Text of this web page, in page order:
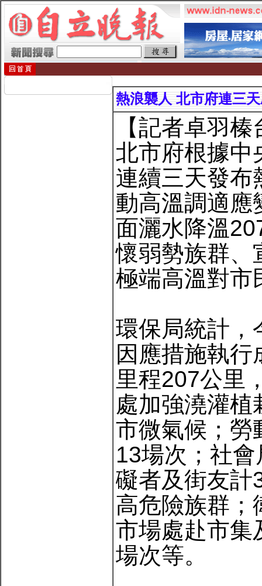
熱浪襲人 北市府連三
【記者卓羽
北市府根據中
連續三天發布
動高溫調適應
面灑水降溫
懷弱勢族群、
極端高溫對市
環保局統計，
因應措施執
里程207公里
處加強澆灌
市微氣候；勞
13場次；社
礙者及街友計
高危險族群；
市場處赴市集
場次等。